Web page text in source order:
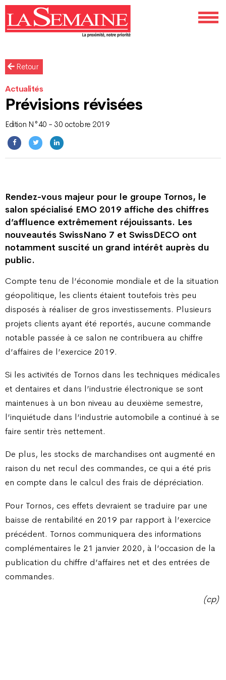
Retour
Actualités
Prévisions révisées
Edition N°40 - 30 octobre 2019
Rendez-vous majeur pour le groupe Tornos, le
salon spécialisé EMO 2019 affiche des chiffres
d’affluence extrêmement réjouissants. Les
nouveautés SwissNano 7 et SwissDECO ont
notamment suscité un grand intérêt auprès du
public.
Compte tenu de l’économie mondiale et de la situation
géopolitique, les clients étaient toutefois très peu
disposés à réaliser de gros investissements. Plusieurs
projets clients ayant été reportés, aucune commande
notable passée à ce salon ne contribuera au chiffre
d’affaires de l’exercice 2019.
Si les activités de Tornos dans les techniques médicales
et dentaires et dans l’industrie électronique se sont
maintenues à un bon niveau au deuxième semestre,
l’inquiétude dans l’industrie automobile a continué à se
faire sentir très nettement.
De plus, les stocks de marchandises ont augmenté en
raison du net recul des commandes, ce qui a été pris
en compte dans le calcul des frais de dépréciation.
Pour Tornos, ces effets devraient se traduire par une
baisse de rentabilité en 2019 par rapport à l’exercice
précédent. Tornos communiquera des informations
complémentaires le 21 janvier 2020, à l’occasion de la
publication du chiffre d’affaires net et des entrées de
commandes.
(cp)